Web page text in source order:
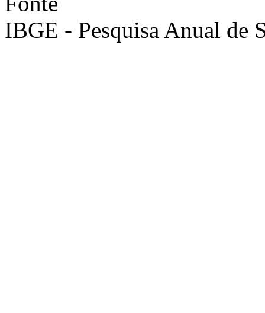
IBGE - Pesquisa Anual de